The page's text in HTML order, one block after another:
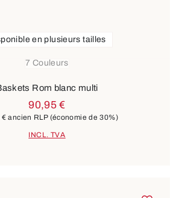
7 Couleurs
en plusieurs tailles
Rom blanc multi
90,95 €
€ ancien RLP (économie de 30%)
INCL. TVA